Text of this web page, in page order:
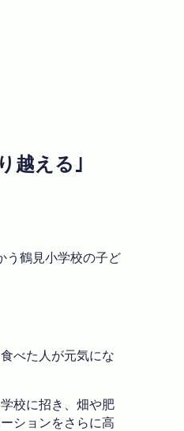
越える｣
う鶴見小学校の子ど
べた人が元気にな
校に招き、畑や肥
ションをさらに高